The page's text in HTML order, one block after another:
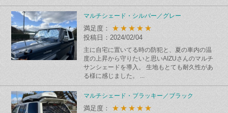
マルチシェード・シルバー／グレー
満足度： ★★★★★
投稿日：2024/02/04
主に自宅に置いてる時の防犯と、夏の車内の温
度の上昇から守りたいと思いAIZUさんのマルチ
サンシェードを導入。 生地もとても耐久性があ
る様に感じました。 ...
マルチシェード・ブラッキー／ブラック
満足度： ★★★★★